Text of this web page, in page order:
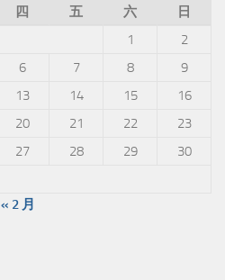
四 五 六
日
1
2
6 7 8
9
13 14 15
16
20 21 22
23
27 28 29
30
« 2 月